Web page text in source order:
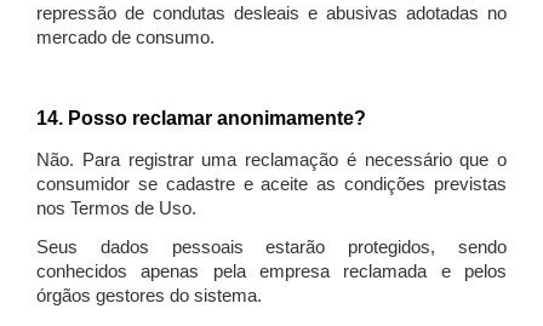
repressão de condutas desleais e abusivas adotadas no
mercado de consumo.
14. Posso reclamar anonimamente?
Não. Para registrar uma reclamação é necessário que o
consumidor se cadastre e aceite as condições previstas
nos Termos de Uso.
Seus dados pessoais estarão protegidos, sendo
conhecidos apenas pela empresa reclamada e pelos
órgãos gestores do sistema.